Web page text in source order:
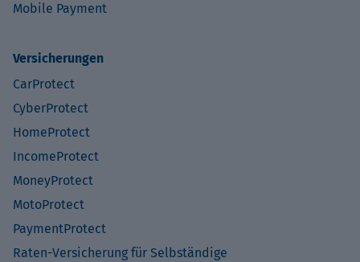
Mobile Payment
Versicherungen
CarProtect
CyberProtect
HomeProtect
IncomeProtect
MoneyProtect
MotoProtect
PaymentProtect
Raten-Versicherung für Selbständige